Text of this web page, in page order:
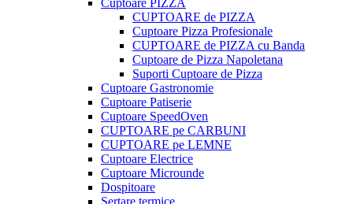
Cuptoare PIZZA
CUPTOARE de PIZZA
Cuptoare Pizza Profesionale
CUPTOARE de PIZZA cu Banda
Cuptoare de Pizza Napoletana
Suporti Cuptoare de Pizza
Cuptoare Gastronomie
Cuptoare Patiserie
Cuptoare SpeedOven
CUPTOARE pe CARBUNI
CUPTOARE pe LEMNE
Cuptoare Electrice
Cuptoare Microunde
Dospitoare
Sertare termice